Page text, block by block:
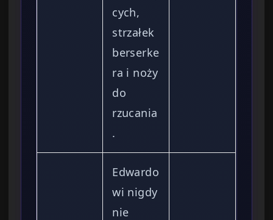
cych,
strzałek
berserke
ra i noży
do
rzucania
.
Edwardo
wi nigdy
nie